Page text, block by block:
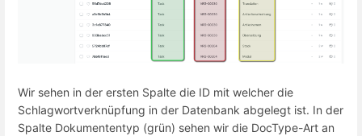
Wir sehen in der ersten Spalte die ID mit welcher die
Schlagwortverknüpfung in der Datenbank abgelegt ist. In der
Spalte Dokumententyp (grün) sehen wir die DocType-Art an